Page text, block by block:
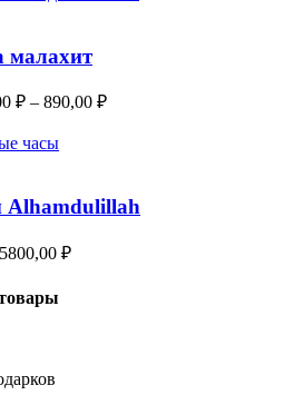
малахит
₽ – 890,00 ₽
Alhamdulillah
5800,00 ₽